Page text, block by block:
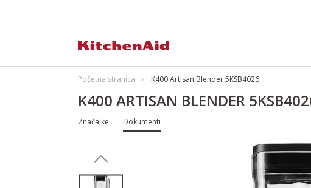
Početna stranica K400 Artisan Blender 5KSB4026
K400 ARTISAN BLENDER
Značajke Dokumenti